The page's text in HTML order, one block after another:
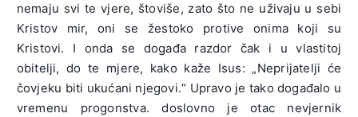
nemaju svi te vjere, štoviše, zato što ne uživaju u sebi
Kristov mir, oni se žestoko protive onima koji su
Kristovi. I onda se događa razdor čak i u vlastitoj
obitelji, do te mjere, kako kaže Isus: „Neprijatelji će
čovjeku biti ukućani njegovi.“ Upravo je tako događalo u
vremenu progonstva. doslovno je otac nevjernik